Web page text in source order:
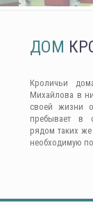
ДОМ
Кроличьи
Михайлова в
своей жизни
пребывает в
рядом таких
необходимую